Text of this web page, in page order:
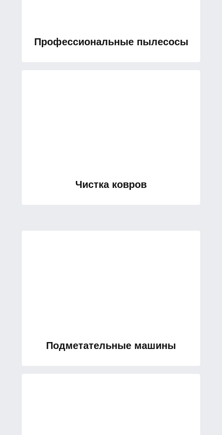
Профессиональные пылесосы
Чистка ковров
Подметательные машины